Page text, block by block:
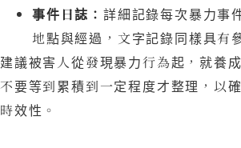
事件日誌： 詳細記錄每次暴力事
地點與經過，文字記錄同樣具有
建議被害人從發現暴力行為起，就養
不要等到累積到一定程度才整理，以
時效性。